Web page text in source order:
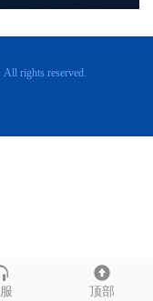
顶部
rights reserved.